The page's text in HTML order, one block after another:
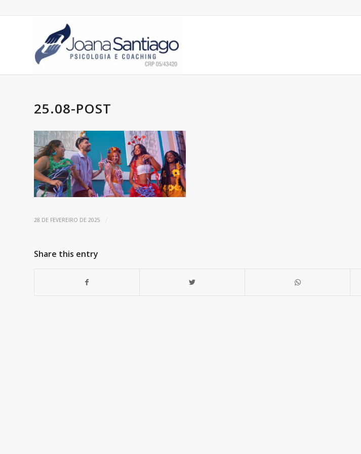
25.08-POST
28 DE FEVEREIRO DE 2025 /
Share this entry